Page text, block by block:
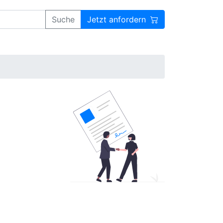
Suche Jetzt anfordern